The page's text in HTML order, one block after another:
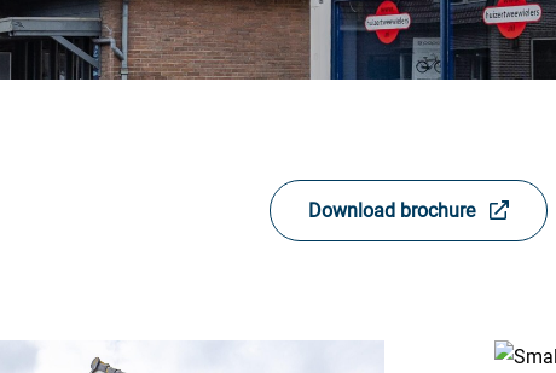
Download brochure